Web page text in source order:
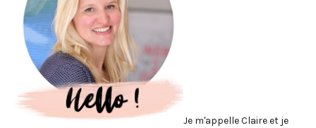
Je m'appelle Claire et je